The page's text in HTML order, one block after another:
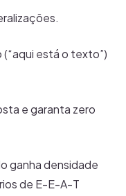
está o texto”)
e garanta zero
ganha densidade
de E-E-A-T